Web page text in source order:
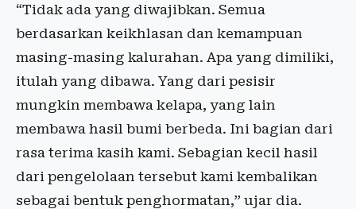
“Tidak ada yang diwajibkan. Semua
berdasarkan keikhlasan dan kemampuan
masing-masing kalurahan. Apa yang dimiliki,
itulah yang dibawa. Yang dari pesisir
mungkin membawa kelapa, yang lain
membawa hasil bumi berbeda. Ini bagian dari
rasa terima kasih kami. Sebagian kecil hasil
dari pengelolaan tersebut kami kembalikan
sebagai bentuk penghormatan,” ujar dia.